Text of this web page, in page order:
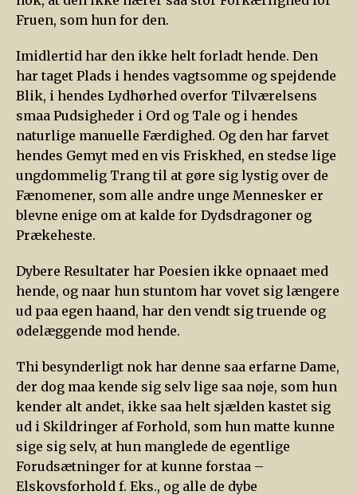
Fruen, som hun for den.
Imidlertid har den ikke helt forladt hende. Den
har taget Plads i hendes vagtsomme og spejdende
Blik, i hendes Lydhørhed overfor Tilværelsens
smaa Pudsigheder i Ord og Tale og i hendes
naturlige manuelle Færdighed. Og den har farvet
hendes Gemyt med en vis Friskhed, en stedse lige
ungdommelig Trang til at gøre sig lystig over de
Fænomener, som alle andre unge Mennesker er
blevne enige om at kalde for Dydsdragoner og
Prækeheste.
Dybere Resultater har Poesien ikke opnaaet med
hende, og naar hun stuntom har vovet sig længere
ud paa egen haand, har den vendt sig truende og
ødelæggende mod hende.
Thi besynderligt nok har denne saa erfarne Dame,
der dog maa kende sig selv lige saa nøje, som hun
kender alt andet, ikke saa helt sjælden kastet sig
ud i Skildringer af Forhold, som hun matte kunne
sige sig selv, at hun manglede de egentlige
Forudsætninger for at kunne forstaa –
Elskovsforhold f. Eks., og alle de dybe